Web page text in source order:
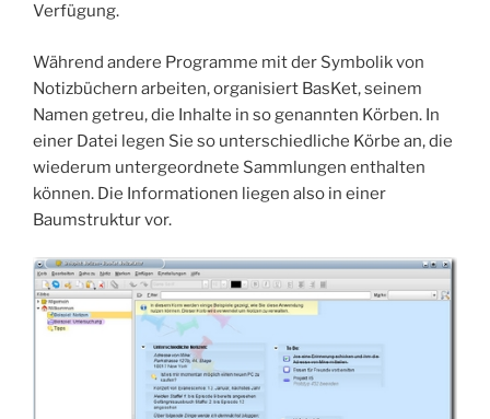
Verfügung.
Während andere Programme mit der Symbolik von
Notizbüchern arbeiten, organisiert BasKet, seinem
Namen getreu, die Inhalte in so genannten Körben. In
einer Datei legen Sie so unterschiedliche Körbe an, die
wiederum untergeordnete Sammlungen enthalten
können. Die Informationen liegen also in einer
Baumstruktur vor.